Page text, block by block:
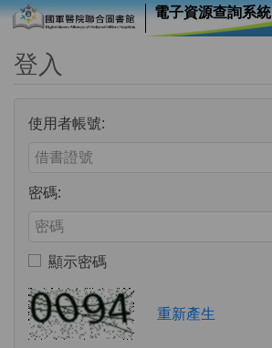
電子資源查詢系統
登入
使用者帳號:
Enter your username or email address
密碼:
Enter your password
顯示密碼
Toggle to show or hide your password
Verification Code
重新產生